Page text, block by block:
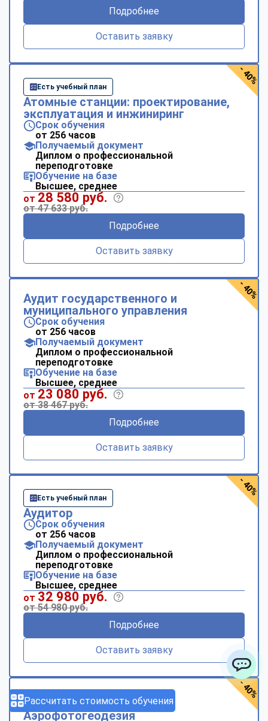
Рассчитать стоимость обучения
Подробнее
Оставить заявку
Есть учебный план
Атомные станции: проектирование,
эксплуатация и инжиниринг
Срок обучения
от 256 часов
Получаемый документ
Диплом о профессиональной
переподготовке
Обучение на базе
Высшее, среднее
от 28 580 руб.
от 47 633 руб.
Подробнее
Оставить заявку
- 40%
Аудит государственного и
муниципального управления
Срок обучения
от 256 часов
Получаемый документ
Диплом о профессиональной
переподготовке
Обучение на базе
Высшее, среднее
от 23 080 руб.
от 38 467 руб.
Подробнее
Оставить заявку
- 40%
Есть учебный план
Аудитор
Срок обучения
от 256 часов
Получаемый документ
Диплом о профессиональной
переподготовке
Обучение на базе
Высшее, среднее
от 32 980 руб.
от 54 980 руб.
Подробнее
Оставить заявку
- 40%
Есть учебный план
Аэрофотогеодезия
- 40%
ChatApp
online
Свяжитесь с нами через любой удобный мессенджер!
Telegram WhatsApp
Vkontakte EMail
Max
ChatApp